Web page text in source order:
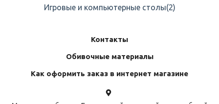
Игровые и компьютерные столы(2)
Контакты
Обивочные материалы
Как оформить заказ в интернет магазине